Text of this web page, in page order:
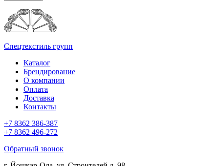
Спецтекстиль групп
Каталог
Брендирование
О компании
Оплата
Доставка
Контакты
+7 8362 386-387
+7 8362 496-272
Обратный звонок